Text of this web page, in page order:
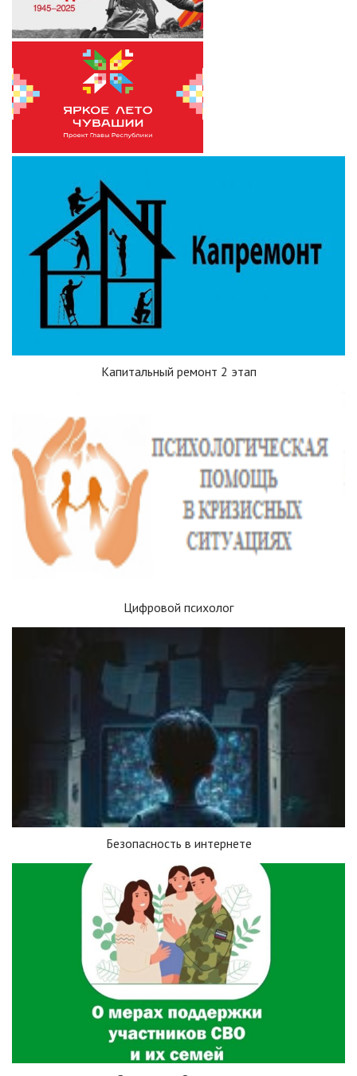
Капитальный ремонт 2 этап
Цифровой психолог
Безопасность в интернете